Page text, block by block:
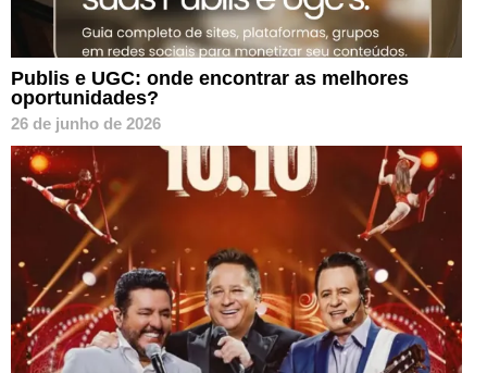
Publis e UGC: onde encontrar as melhores
oportunidades?
26 de junho de 2026